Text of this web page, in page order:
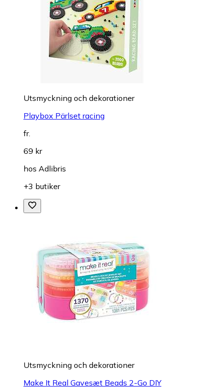
Utsmyckning och dekorationer
Playbox Pärlset racing
fr.
69 kr
hos Adlibris
+3 butiker
Utsmyckning och dekorationer
Make It Real Gavesæt Beads 2-Go DIY